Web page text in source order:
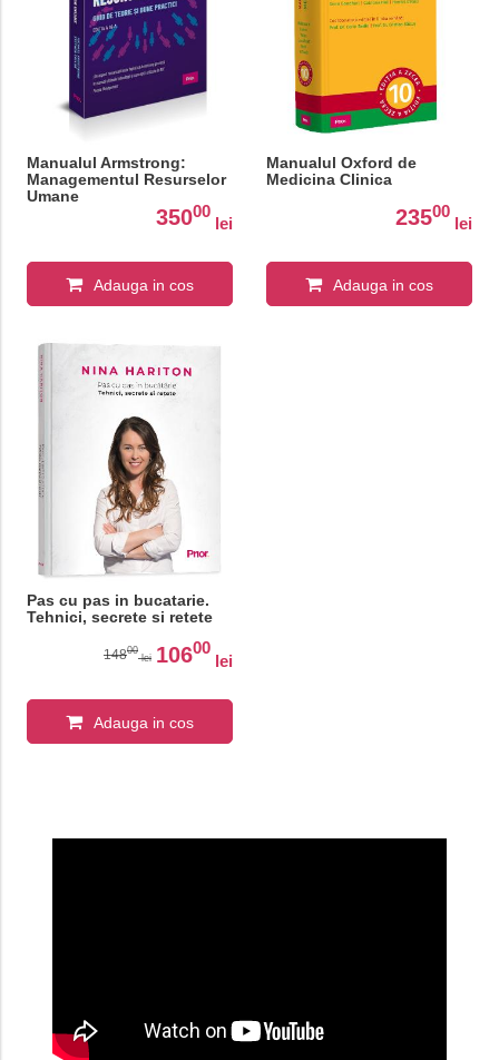
Manualul Armstrong:
Managementul Resurselor
Umane
35000
lei
Adauga in cos
Manualul Oxford de
Medicina Clinica
23500
lei
Adauga in cos
Pas cu pas in bucatarie.
Tehnici, secrete si retete
14800
lei 10600
lei
Adauga in cos